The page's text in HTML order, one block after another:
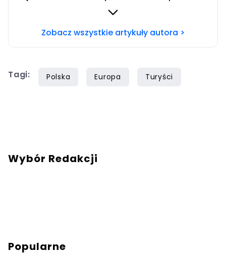
zwłaszcza siatkówki i miłośniczka zwierząt.
Zobacz wszystkie artykuły autora >
Tagi: Polska Europa Turyści
Wybór Redakcji
Popularne